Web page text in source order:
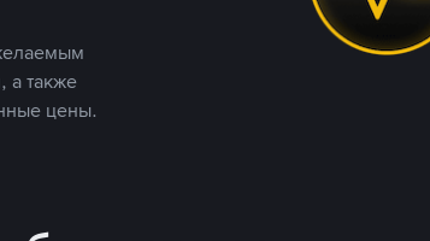
а также
цены.